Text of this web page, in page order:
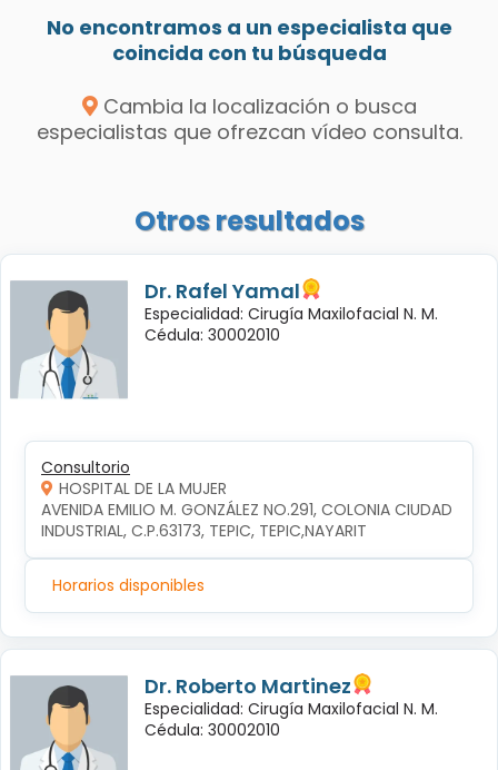
No encontramos a un especialista que
coincida con tu búsqueda
Cambia la localización o busca
especialistas que ofrezcan vídeo consulta.
Otros resultados
Dr. Rafel Yamal
Especialidad: Cirugía Maxilofacial N. M.
Cédula: 30002010
Consultorio
HOSPITAL DE LA MUJER
AVENIDA EMILIO M. GONZÁLEZ NO.291, COLONIA CIUDAD
INDUSTRIAL, C.P.63173, TEPIC, TEPIC,NAYARIT
Horarios disponibles
Dr. Roberto Martinez
Especialidad: Cirugía Maxilofacial N. M.
Cédula: 30002010